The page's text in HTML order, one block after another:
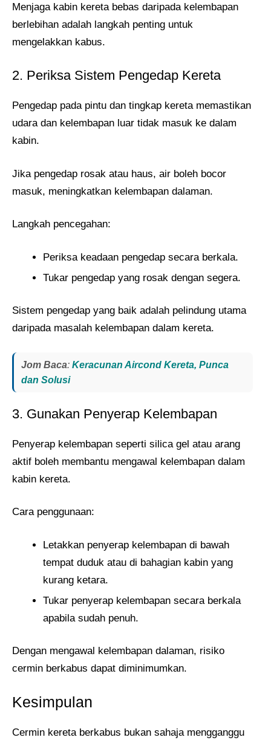
Menjaga kabin kereta bebas daripada kelembapan
berlebihan adalah langkah penting untuk
mengelakkan kabus.
2. Periksa Sistem Pengedap Kereta
Pengedap pada pintu dan tingkap kereta memastikan
udara dan kelembapan luar tidak masuk ke dalam
kabin.
Jika pengedap rosak atau haus, air boleh bocor
masuk, meningkatkan kelembapan dalaman.
Langkah pencegahan:
Periksa keadaan pengedap secara berkala.
Tukar pengedap yang rosak dengan segera.
Sistem pengedap yang baik adalah pelindung utama
daripada masalah kelembapan dalam kereta.
Jom Baca: Keracunan Aircond Kereta, Punca
dan Solusi
3. Gunakan Penyerap Kelembapan
Penyerap kelembapan seperti silica gel atau arang
aktif boleh membantu mengawal kelembapan dalam
kabin kereta.
Cara penggunaan:
Letakkan penyerap kelembapan di bawah
tempat duduk atau di bahagian kabin yang
kurang ketara.
Tukar penyerap kelembapan secara berkala
apabila sudah penuh.
Dengan mengawal kelembapan dalaman, risiko
cermin berkabus dapat diminimumkan.
Kesimpulan
Cermin kereta berkabus bukan sahaja mengganggu